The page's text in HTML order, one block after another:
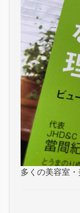
多くの美容室